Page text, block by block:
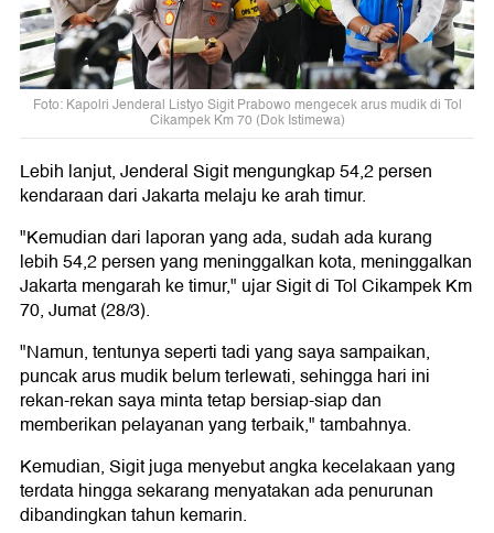
Foto: Kapolri Jenderal Listyo Sigit Prabowo mengecek arus mudik di Tol
Cikampek Km 70 (Dok Istimewa)
Lebih lanjut, Jenderal Sigit mengungkap 54,2 persen
kendaraan dari Jakarta melaju ke arah timur.
"Kemudian dari laporan yang ada, sudah ada kurang
lebih 54,2 persen yang meninggalkan kota, meninggalkan
Jakarta mengarah ke timur," ujar Sigit di Tol Cikampek Km
70, Jumat (28/3).
"Namun, tentunya seperti tadi yang saya sampaikan,
puncak arus mudik belum terlewati, sehingga hari ini
rekan-rekan saya minta tetap bersiap-siap dan
memberikan pelayanan yang terbaik," tambahnya.
Kemudian, Sigit juga menyebut angka kecelakaan yang
terdata hingga sekarang menyatakan ada penurunan
dibandingkan tahun kemarin.